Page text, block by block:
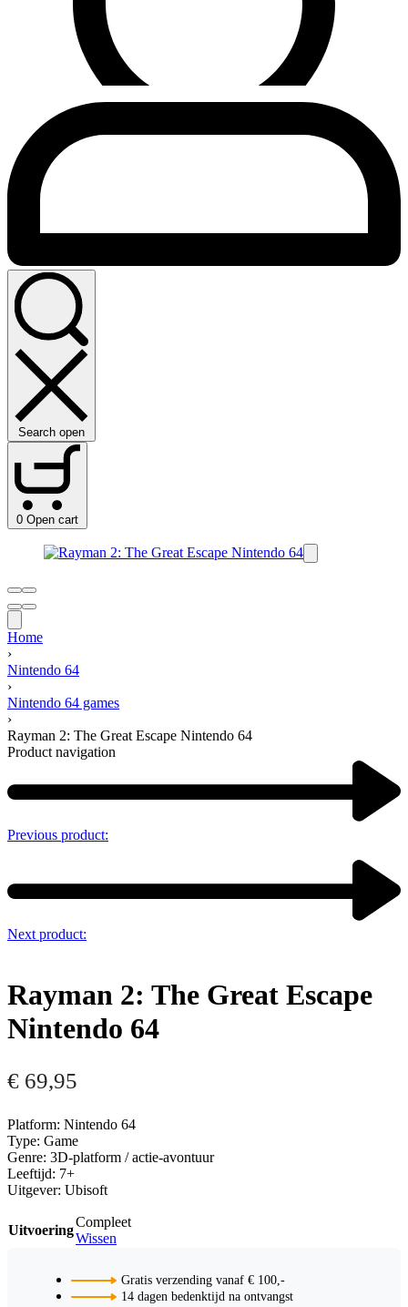
Search open
0 Open cart
Home
›
Nintendo 64
›
Nintendo 64 games
›
Rayman 2: The Great Escape Nintendo 64
Product navigation
Previous product:
Next product:
Rayman 2: The Great Escape
Nintendo 64
€ 69,95
Platform: Nintendo 64
Type: Game
Genre: 3D-platform / actie-avontuur
Leeftijd: 7+
Uitgever: Ubisoft
Uitvoering
Compleet
Wissen
Gratis verzending vanaf € 100,-
14 dagen bedenktijd na ontvangst